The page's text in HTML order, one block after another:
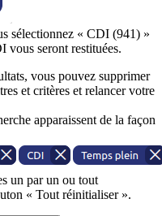
sélectionnez « CDI (941) »
vous seront restituées.
vous pouvez supprimer
et critères et relancer votre
apparaissent de la façon
un par un ou tout
« Tout réinitialiser ».